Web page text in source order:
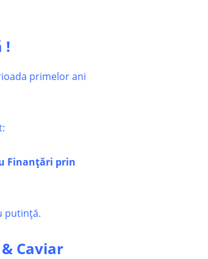
!
primelorani
Finanțări prin
putință.
& Caviar